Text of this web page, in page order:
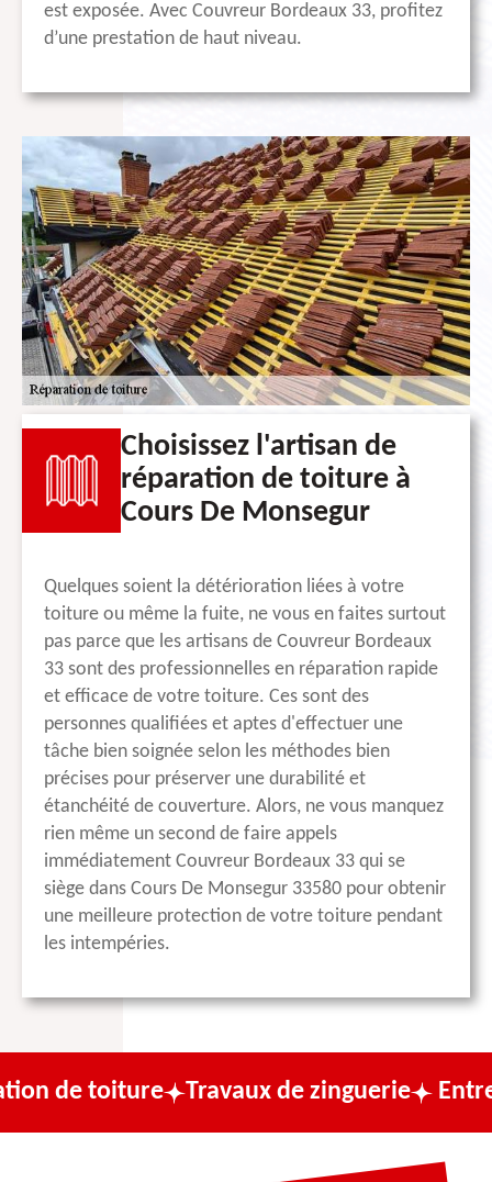
est exposée. Avec Couvreur Bordeaux 33, profitez
d’une prestation de haut niveau.
Choisissez l'artisan de
réparation de toiture à
Cours De Monsegur
Quelques soient la détérioration liées à votre
toiture ou même la fuite, ne vous en faites surtout
pas parce que les artisans de Couvreur Bordeaux
33 sont des professionnelles en réparation rapide
et efficace de votre toiture. Ces sont des
personnes qualifiées et aptes d'effectuer une
tâche bien soignée selon les méthodes bien
précises pour préserver une durabilité et
étanchéité de couverture. Alors, ne vous manquez
rien même un second de faire appels
immédiatement Couvreur Bordeaux 33 qui se
siège dans Cours De Monsegur 33580 pour obtenir
une meilleure protection de votre toiture pendant
les intempéries.
Travaux de zinguerie Entreprise de